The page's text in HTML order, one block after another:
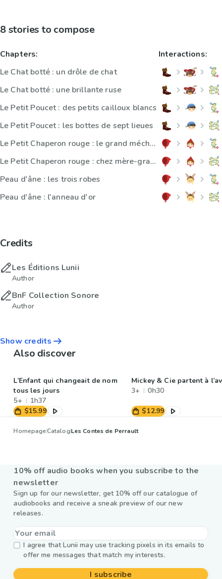
8 stories to compose
Chapters:
Le Chat botté : un drôle de chat
Le Chat botté : une brillante ruse
Le Petit Poucet : des petits cailloux blancs
Le Petit Poucet : les bottes de sept lieues
Le Petit Chaperon rouge : le grand méchant loup
Le Petit Chaperon rouge : chez mère-grand
Peau d'âne : les trois robes
Peau d'âne : l'anneau d'or
Interactions:
Credits
Les Éditions Lunii
Author
BnF Collection Sonore
Author
Show credits
Also discover
L’Enfant qui changeait de nom
tous les jours
5+
1h37
$15.99
Mickey & Cie partent à
3+
0h30
$12.99
HomepageCatalogLes Contes de Perrault
10% off audio books when you subscribe to the
newsletter
Sign up for our newsletter, get 10% off our catalogue of
audiobooks and receive a sneak preview of our new
releases.
I agree that Lunii may use tracking pixels in its emails to
offer me messages that match my interests.
I subscribe